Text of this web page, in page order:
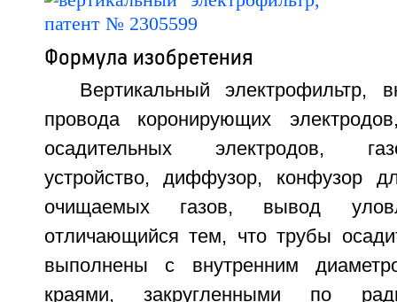
Формула изобретения
Вертикальный электрофильтр,
провода коронирующих
осадительных электродов,
устройство, диффузор, конфузор
очищаемых газов, вывод
отличающийся тем, что трубы
выполнены с внутренним
краями, закругленными по